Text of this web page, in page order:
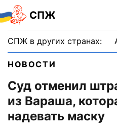
СПЖ
СПЖ в других странах:
НОВОСТИ
Суд отменил
из Вараша,
надевать маску